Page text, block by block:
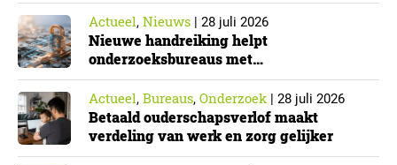
Actueel, Nieuws | 28 juli 2026
Nieuwe handreiking helpt
onderzoeksbureaus met
Cyberbeveiligingswet
Actueel, Bureaus, Onderzoek| 28 juli 2026
Betaald ouderschapsverlof maakt
verdeling van werk en zorg gelijker